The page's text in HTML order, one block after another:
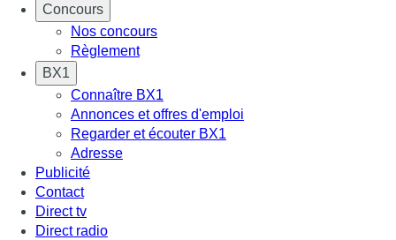
Concours
Nos concours
Règlement
BX1
Connaître BX1
Annonces et offres d'emploi
Regarder et écouter BX1
Adresse
Publicité
Contact
Direct tv
Direct radio